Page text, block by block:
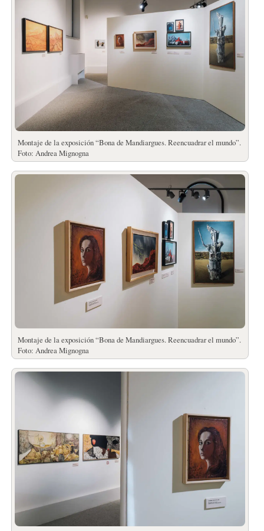
Montaje de la exposición “Bona de Mandiargues. Reencuadrar el mundo”.
Foto: Andrea Mignogna
Montaje de la exposición “Bona de Mandiargues. Reencuadrar el mundo”.
Foto: Andrea Mignogna